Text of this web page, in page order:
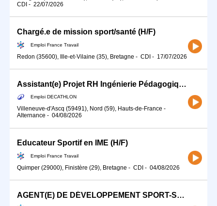
CDI - 22/07/2026
Chargé.e de mission sport/santé (H/F)
Emploi France Travail
Redon (35600), Ille-et-Vilaine (35), Bretagne - CDI - 17/07/2026
Assistant(e) Projet RH Ingénierie Pédagogique (H/F)
Emploi DECATHLON
Villeneuve-d'Ascq (59491), Nord (59), Hauts-de-France -
Alternance - 04/08/2026
Educateur Sportif en IME (H/F)
Emploi France Travail
Quimper (29000), Finistère (29), Bretagne - CDI - 04/08/2026
AGENT(E) DE DÉVELOPPEMENT SPORT-SANTÉ ENSEIGNANT(E) EN ACTIVITE (H/F)